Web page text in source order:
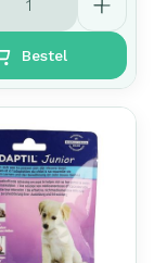
Bestel